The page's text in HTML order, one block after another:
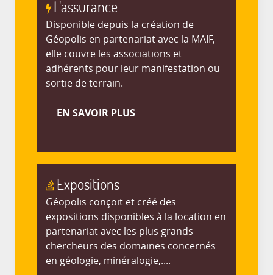
L'assurance
Disponible depuis la création de
Géopolis en partenariat avec la MAIF,
elle couvre les associations et
adhérents pour leur manifestation ou
sortie de terrain.
EN SAVOIR PLUS
Expositions
Géopolis conçoit et créé des
expositions disponibles à la location en
partenariat avec les plus grands
chercheurs des domaines concernés
en géologie, minéralogie,....